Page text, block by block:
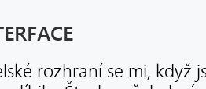
rozhraní se mi, když